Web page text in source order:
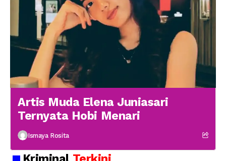
Artis Muda Elena Juniasari
Ternyata Hobi Menari
Ismaya Rosita